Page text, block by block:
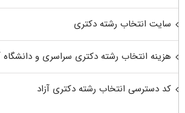
سایت انتخاب رشته دکتری
هزینه انتخاب رشته دکتری سراسری و دانشگاه
کد دسترسی انتخاب رشته دکتری آزاد